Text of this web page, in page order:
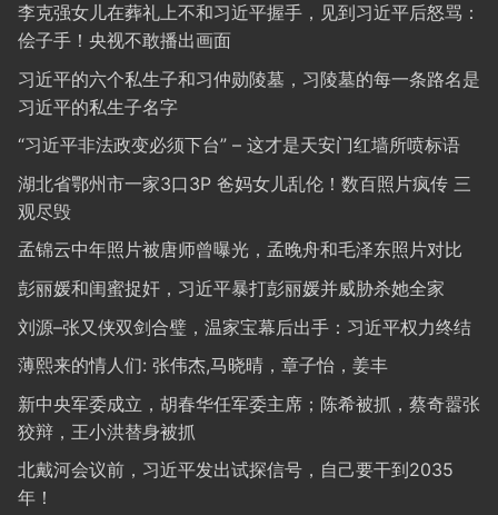
李克强女儿在葬礼上不和习近平握手，见到习近平后怒骂：
侩子手！央视不敢播出画面
习近平的六个私生子和习仲勋陵墓，习陵墓的每一条路名是
习近平的私生子名字
“习近平非法政变必须下台” – 这才是天安门红墙所喷标语
湖北省鄂州市一家3口3P 爸妈女儿乱伦！数百照片疯传 三
观尽毁
孟锦云中年照片被唐师曾曝光，孟晚舟和毛泽东照片对比
彭丽媛和闺蜜捉奸，习近平暴打彭丽媛并威胁杀她全家
刘源–张又侠双剑合璧，温家宝幕后出手：习近平权力终结
薄熙来的情人们: 张伟杰,马晓晴，章子怡，姜丰
新中央军委成立，胡春华任军委主席；陈希被抓，蔡奇嚣张
狡辩，王小洪替身被抓
北戴河会议前，习近平发出试探信号，自己要干到2035
年！